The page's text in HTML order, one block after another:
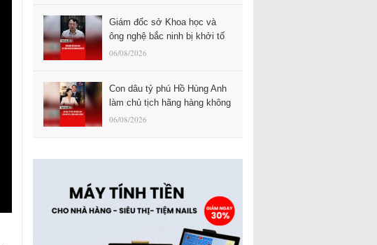
Giám đốc sở Khoa học và
ông nghệ bắc ninh bị khởi tố
06/08/2026
Con dâu tỷ phú Hồ Hùng Anh
làm chủ tịch hãng hàng không
06/08/2026